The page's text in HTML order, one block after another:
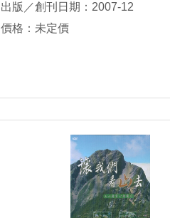
出版／創刊日期：2007-12
價格：未定價